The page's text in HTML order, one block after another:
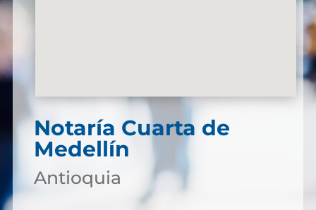
Notaría Cuarta de
Medellín
Antioquia